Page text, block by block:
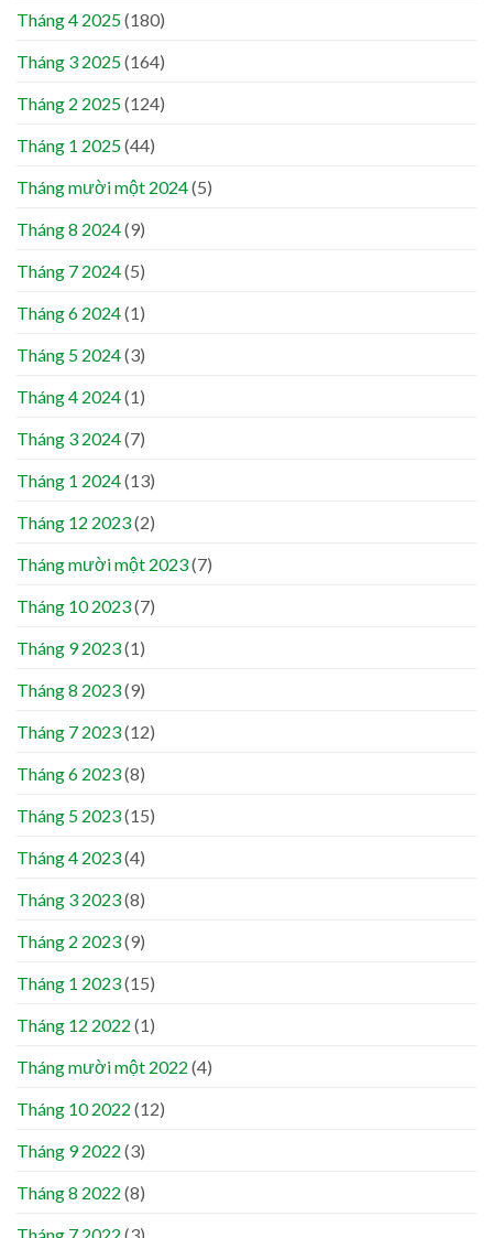
Tháng 4 2025(180)
Tháng 3 2025(164)
Tháng 2 2025(124)
Tháng 1 2025(44)
Tháng mười một 2024(5)
Tháng 8 2024(9)
Tháng 7 2024(5)
Tháng 6 2024(1)
Tháng 5 2024(3)
Tháng 4 2024(1)
Tháng 3 2024(7)
Tháng 1 2024(13)
Tháng 12 2023(2)
Tháng mười một 2023(7)
Tháng 10 2023(7)
Tháng 9 2023(1)
Tháng 8 2023(9)
Tháng 7 2023(12)
Tháng 6 2023(8)
Tháng 5 2023(15)
Tháng 4 2023(4)
Tháng 3 2023(8)
Tháng 2 2023(9)
Tháng 1 2023(15)
Tháng 12 2022 (1)
Tháng mười một 2022 (4)
Tháng 10 2022 (12)
Tháng 9 2022 (3)
Tháng 8 2022 (8)